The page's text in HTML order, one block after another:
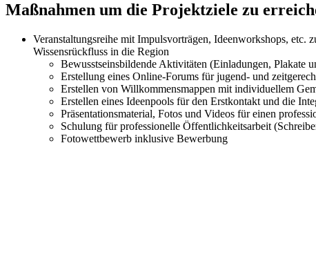
Maßnahmen um die Projektziele zu
Veranstaltungsreihe mit Impulsvorträgen, Ideenworkshops,
Wissensrückfluss in die Region
Bewusstseinsbildende Aktivitäten (Einladungen, Plakate
Erstellung eines Online-Forums für jugend- und
Erstellen von Willkommensmappen mit individuellem
Erstellen eines Ideenpools für den Erstkontakt und die
Präsentationsmaterial, Fotos und Videos für einen
Schulung für professionelle Öffentlichkeitsarbeit
Fotowettbewerb inklusive Bewerbung